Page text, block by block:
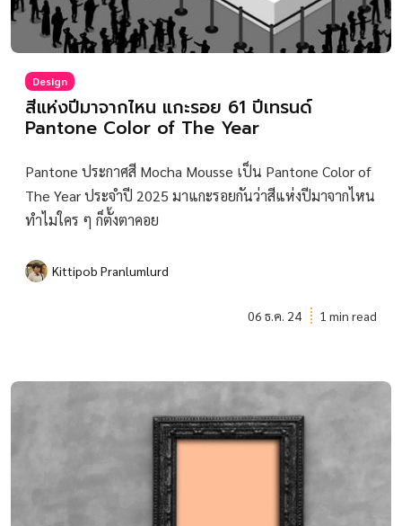
Design
สีแห่งปีมาจากไหน แกะรอย 61 ปีเทรนด์
Pantone Color of The Year
Pantone ประกาศสี Mocha Mousse เป็น Pantone Color of
The Year ประจำปี 2025 มาแกะรอยกันว่าสีแห่งปีมาจากไหน
ทำไมใคร ๆ ก็ตั้งตาคอย
Kittipob Pranlumlurd
06 ธ.ค. 24 1 min read